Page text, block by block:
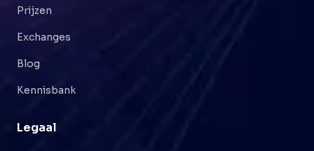
Prijzen
Exchanges
Blog
Kennisbank
Legaal